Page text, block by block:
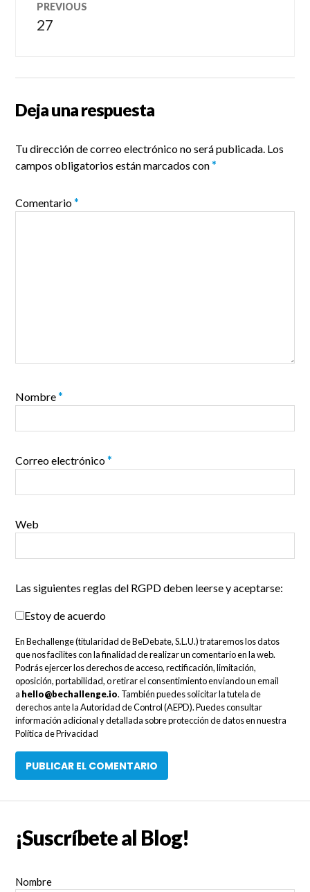
PREVIOUS
Previous
27
Deja una respuesta
Tu dirección de correo electrónico no será publicada. Los
campos obligatorios están marcados con*
Comentario*
Nombre*
Correo electrónico*
Web
Las siguientes reglas del RGPD deben leerse y aceptarse:
Estoy de acuerdo
En Bechallenge (titularidad de BeDebate, S.L.U.) trataremos los datos
que nos facilites con la finalidad de realizar un comentario en la web.
Podrás ejercer los derechos de acceso, rectificación, limitación,
oposición, portabilidad, o retirar el consentimiento enviando un email
a hello@bechallenge.io. También puedes solicitar la tutela de
derechos ante la Autoridad de Control (AEPD). Puedes consultar
información adicional y detallada sobre protección de datos en nuestra
Política de Privacidad
¡Suscríbete al Blog!
Nombre